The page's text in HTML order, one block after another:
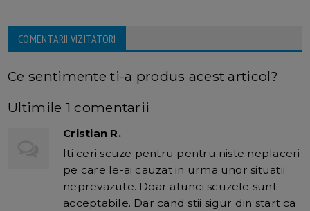
COMENTARII VIZITATORI
Ce sentimente ti-a produs acest articol?
Ultimile 1 comentarii
Cristian R.
Iti ceri scuze pentru pentru niste neplaceri
pe care le-ai cauzat in urma unor situatii
neprevazute. Doar atunci scuzele sunt
acceptabile. Dar cand stii sigur din start ca